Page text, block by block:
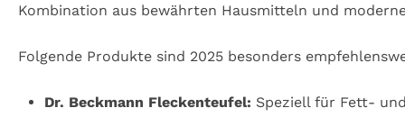
Kombination aus bewährten Hausmitteln und
Folgende Produkte sind 2025 besonders
Dr. Beckmann Fleckenteufel: Speziell für Fett-